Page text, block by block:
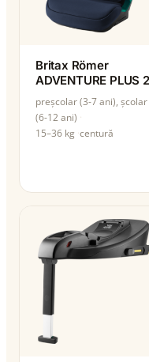
Britax Römer
ADVENTURE PLUS 2
preșcolar (3-7 ani), școlar
(6-12 ani)
15–36 kg centură